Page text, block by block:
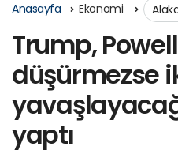
Anasayfa Ekonomi
Trump,
düşürmezse
yaptı